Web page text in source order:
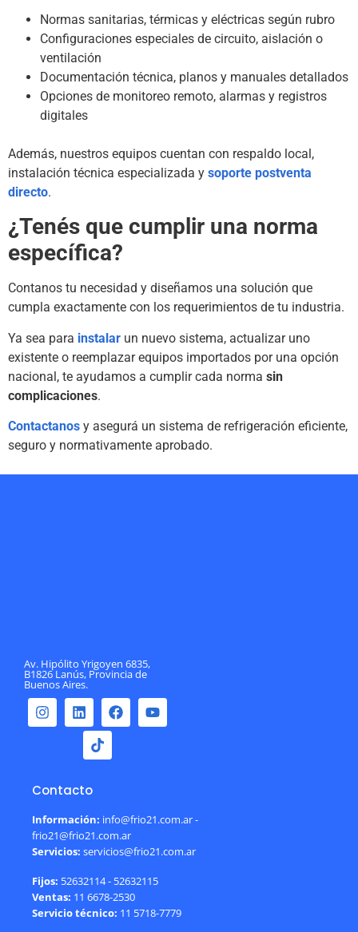
Normas sanitarias, térmicas y eléctricas según rubro
Configuraciones especiales de circuito, aislación o
ventilación
Documentación técnica, planos y manuales detallados
Opciones de monitoreo remoto, alarmas y registros
digitales
Además, nuestros equipos cuentan con respaldo local,
instalación técnica especializada y soporte postventa
directo.
¿Tenés que cumplir una norma
específica?
Contanos tu necesidad y diseñamos una solución que
cumpla exactamente con los requerimientos de tu industria.
Ya sea para instalar un nuevo sistema, actualizar uno
existente o reemplazar equipos importados por una opción
nacional, te ayudamos a cumplir cada norma sin
complicaciones.
Contactanos y asegurá un sistema de refrigeración eficiente,
seguro y normativamente aprobado.
Av. Hipólito Yrigoyen 6835,
B1826 Lanús, Provincia de
Buenos Aires.
Contacto
Información: info@frio21.com.ar -
frio21@frio21.com.ar
Servicios: servicios@frio21.com.ar
Fijos: 52632114 - 52632115
Ventas: 11 6678-2530
Servicio técnico: 11 5718-7779